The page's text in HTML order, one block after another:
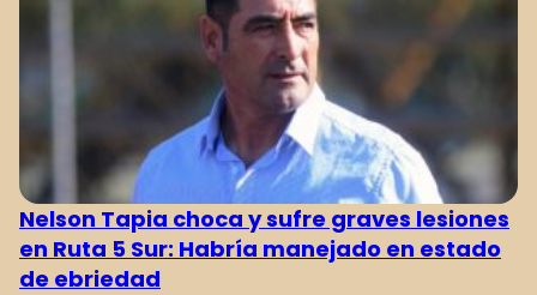
Nelson Tapia choca y sufre graves lesiones
en Ruta 5 Sur: Habría manejado en estado
de ebriedad